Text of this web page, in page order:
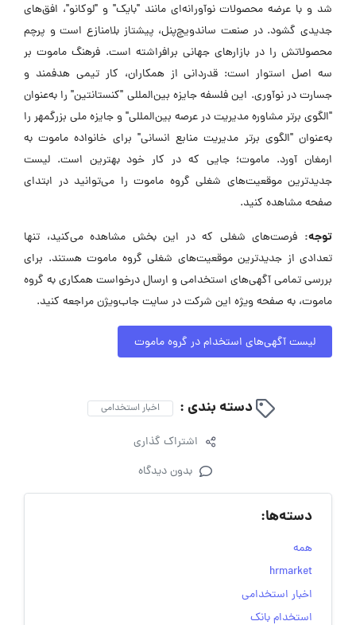
شد و با عرضه محصولات نوآورانه‌ای مانند "بایک" و "لوکانو"، افق‌های
جدیدی گشود. در صنعت ساندویچ‌پنل، پیشتاز بلامنازع است و پرچم
محصولاتش را در بازارهای جهانی برافراشته است. فرهنگ ماموت بر
سه اصل استوار است: قدردانی از همکاران، کار تیمی هدفمند و
جسارت در نوآوری. این فلسفه جایزه بین‌المللی "کنستانتین" را به‌عنوان
"الگوی برتر مشاوره مدیریت در عرصه بین‌المللی" و جایزه ملی بزرگمهر را
به‌عنوان "الگوی برتر مدیریت منابع انسانی" برای خانواده ماموت به
ارمغان آورد. ماموت؛ جایی که در کار خود بهترین است. لیست
جدیدترین موقعیت‌های شغلی گروه ماموت را می‌توانید در ابتدای
صفحه مشاهده کنید.
توجه: فرصت‌های شغلی که در این بخش مشاهده می‌کنید، تنها
تعدادی از جدیدترین موقعیت‌های شغلی گروه ماموت هستند. برای
بررسی تمامی آگهی‌های استخدامی و ارسال درخواست همکاری به گروه
ماموت، به صفحه ویژه این شرکت در سایت جاب‌ویژن مراجعه کنید.
لیست آگهی‌های استخدام در گروه ماموت
دسته بندی : اخبار استخدامی
اشتراک گذاری
بدون دیدگاه
دسته‌ها:
همه
hrmarket
اخبار استخدامی
استخدام بانک